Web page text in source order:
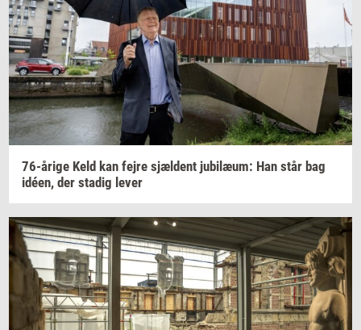
76-​årige Keld kan fejre sjæl­dent ju­bilæum: Han står bag
idéen, der sta­dig lever